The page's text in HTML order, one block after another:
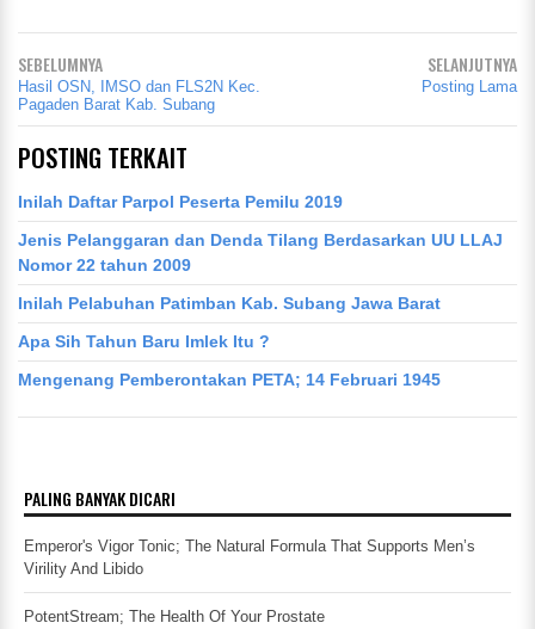
SEBELUMNYA
Hasil OSN, IMSO dan FLS2N Kec.
Pagaden Barat Kab. Subang
SELANJUTNYA
Posting Lama
POSTING TERKAIT
Inilah Daftar Parpol Peserta Pemilu 2019
Jenis Pelanggaran dan Denda Tilang Berdasarkan UU LLAJ
Nomor 22 tahun 2009
Inilah Pelabuhan Patimban Kab. Subang Jawa Barat
Apa Sih Tahun Baru Imlek Itu ?
Mengenang Pemberontakan PETA; 14 Februari 1945
PALING BANYAK DICARI
Emperor's Vigor Tonic; The Natural Formula That Supports Men’s
Virility And Libido
PotentStream; The Health Of Your Prostate